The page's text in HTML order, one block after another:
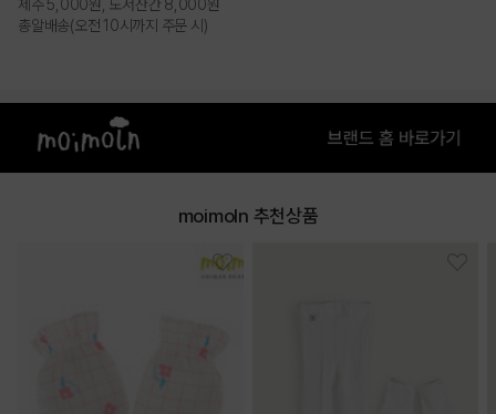
제주 5,000원, 도서산간 8,000원
총알배송(오전 10시까지 주문 시)
moimoln 추천상품